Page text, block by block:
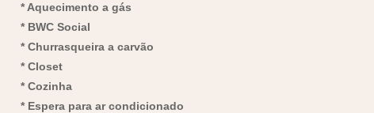
* Aquecimento a gás
* BWC Social
* Churrasqueira a carvão
* Closet
* Cozinha
* Espera para ar condicionado